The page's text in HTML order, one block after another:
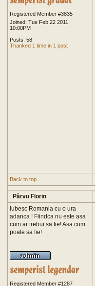
Registered Member #3835
Joined: Tue Feb 22 2011,
10:00PM
Posts: 58
Thanked 1 time in 1 post
Back to top
Pârvu Florin
Iubesc Romania cu o ura
adanca ! Fiindca nu este asa
cum ar trebui sa fie! Asa cum
poate sa fie!
Registered Member #1287